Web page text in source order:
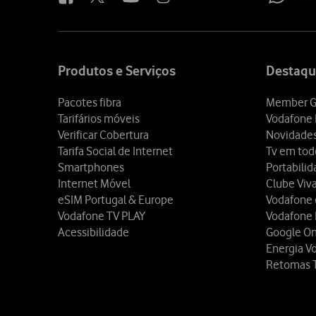
Produtos e Serviços
Pacotes fibra
Tarifários móveis
Verificar Cobertura
Tarifa Social de Internet
Smartphones
Internet Móvel
eSIM Portugal & Europe
Vodafone TV PLAY
Acessibilidade
Member
Vodafone
Tv em
Clube Viva
Vodafone
Vodafone
Google
Energia
Retomas